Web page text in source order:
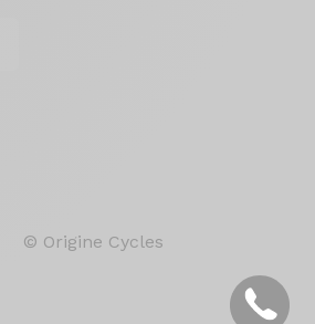
© Origine Cycles